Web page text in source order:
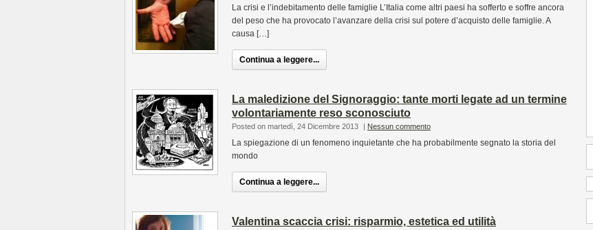
La crisi e l’indebitamento delle famiglie L’Italia come altri paesi ha sofferto e soffre ancora
del peso che ha provocato l’avanzare della crisi sul potere d’acquisto delle famiglie. A
causa […]
Continua a leggere...
La maledizione del Signoraggio: tante morti legate ad un termine
volontariamente reso sconosciuto
Posted on martedì, 24 Dicembre 2013 | Nessun commento
La spiegazione di un fenomeno inquietante che ha probabilmente segnato la storia del
mondo
Continua a leggere...
Valentina scaccia crisi: risparmio, estetica ed utilità